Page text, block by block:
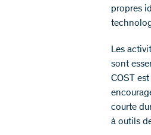
propres
Les
sont
COST
courte
à outils